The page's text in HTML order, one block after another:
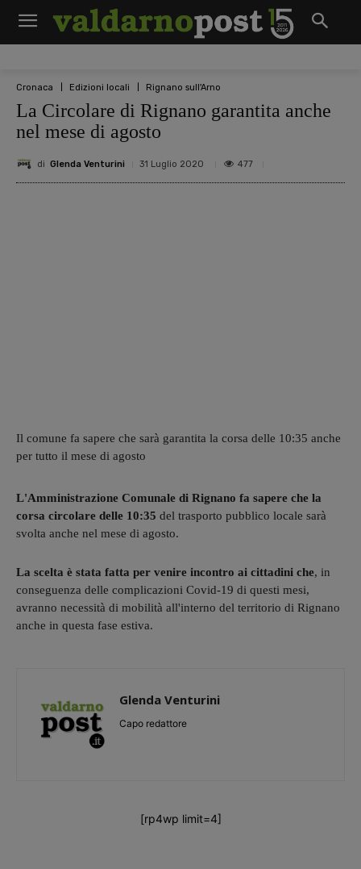
Cronaca Edizioni locali Rignano sull'Arno
La Circolare di Rignano garantita anche
nel mese di agosto
di Glenda Venturini 31 Luglio 2020 477
Il comune fa sapere che sarà garantita la corsa delle 10:35 anche
per tutto il mese di agosto
L'Amministrazione Comunale di Rignano fa sapere che la
corsa circolare delle 10:35 del trasporto pubblico locale sarà
svolta anche nel mese di agosto.
La scelta è stata fatta per venire incontro ai cittadini che, in
conseguenza delle complicazioni Covid-19 di questi mesi,
avranno necessità di mobilità all'interno del territorio di Rignano
anche in questa fase estiva.
Glenda Venturini
Capo redattore
[rp4wp limit=4]